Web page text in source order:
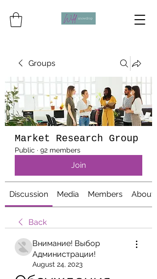
Groups
Market Research Group
Public · 92 members
Join
Discussion Media Members About
Back
Внимание! Выбор
Администрации!
August 24, 2023